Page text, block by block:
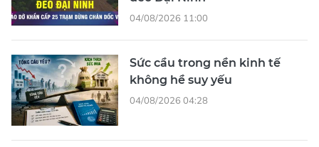
04/08/2026 11:00
Sức cầu trong nền kinh tế
không hề suy yếu
04/08/2026 04:28